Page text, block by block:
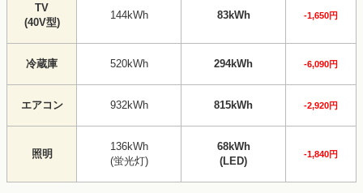
TV
(40V型)
144kWh 83kWh -1,650円
冷蔵庫 520kWh 294kWh -6,090円
エアコン 932kWh 815kWh -2,920円
照明
136kWh
(蛍光灯)
68kWh
(LED)
-1,840円